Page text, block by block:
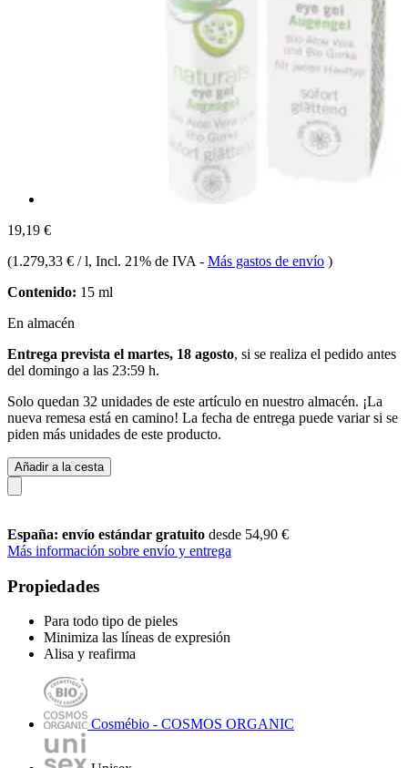
19,19 €
(1.279,33 € / l, Incl. 21% de IVA - Más gastos de envío )
Contenido: 15 ml
En almacén
Entrega prevista el martes, 18 agosto, si se realiza el pedido antes
del domingo a las 23:59 h.
Solo quedan 32 unidades de este artículo en nuestro almacén. ¡La
nueva remesa está en camino! La fecha de entrega puede variar si se
piden más unidades de este producto.
Añadir a la cesta
España: envío estándar gratuito desde 54,90 €
Más información sobre envío y entrega
Propiedades
Para todo tipo de pieles
Minimiza las líneas de expresión
Alisa y reafirma
Cosmébio - COSMOS ORGANIC